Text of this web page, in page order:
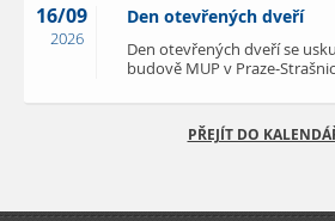
16/09
2026
Den otevřených dveří
Den otevřených dveří se
budově MUP v Praze-
PŘEJÍT DO